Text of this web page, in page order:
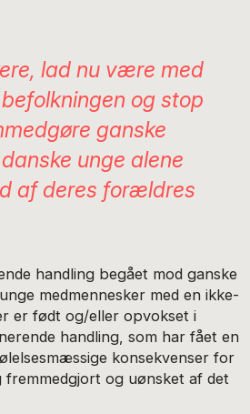
lad nu være med
og stop
ganske
unge alene
af deres forældres
handling begået mod ganske
medmennesker med en ikke-
er født og/eller opvokset i
handling, som har fået en
konsekvenser for
fremmedgjort og uønsket af det